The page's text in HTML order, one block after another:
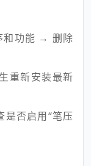
和功能 → 删除
重新安装最新
是否启用“笔压